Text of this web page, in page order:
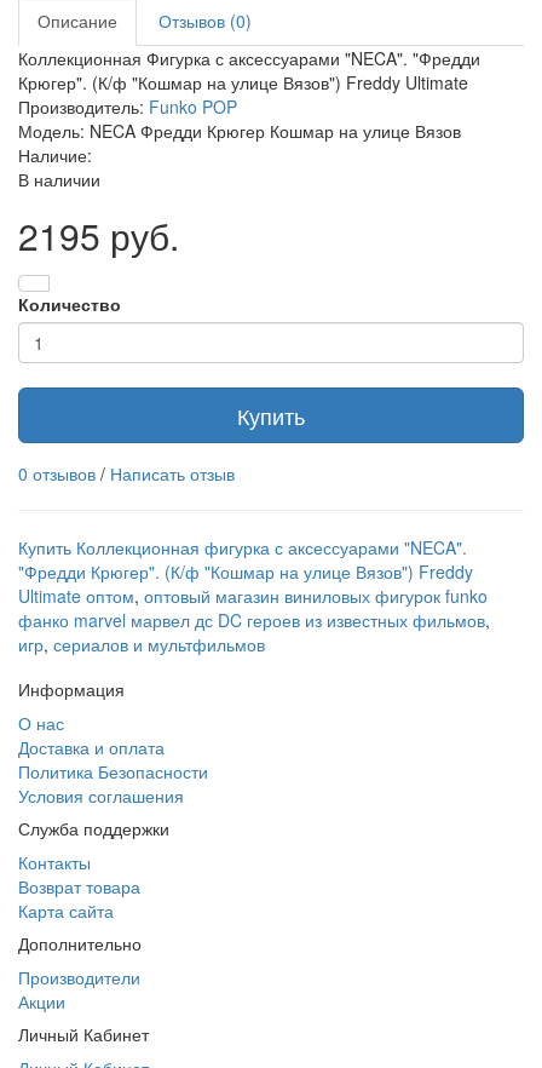
Описание
Отзывов (0)
Коллекционная Фигурка с аксессуарами "NECA". "Фредди
Крюгер". (К/ф "Кошмар на улице Вязов") Freddy Ultimate
Производитель: Funko POP
Модель: NECA Фредди Крюгер Кошмар на улице Вязов
Наличие:
В наличии
2195 руб.
Количество
Купить
0 отзывов / Написать отзыв
Купить Коллекционная фигурка с аксессуарами "NECA".
"Фредди Крюгер". (К/ф "Кошмар на улице Вязов") Freddy
Ultimate оптом, оптовый магазин виниловых фигурок funko
фанко marvel марвел дс DC героев из известных фильмов,
игр, сериалов и мультфильмов
Информация
О нас
Доставка и оплата
Политика Безопасности
Условия соглашения
Служба поддержки
Контакты
Возврат товара
Карта сайта
Дополнительно
Производители
Акции
Личный Кабинет